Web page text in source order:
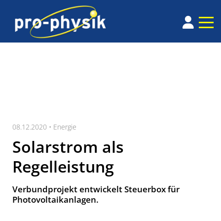
08.12.2020 • Energie
Solarstrom als
Regelleistung
Verbundprojekt entwickelt Steuerbox für
Photovoltaikanlagen.